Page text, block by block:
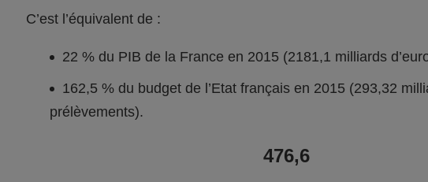
C’est l’équivalent de :
22 % du PIB de la France en 2015 (2181,1 milliards
162,5 % du budget de l’Etat français en 2015 (293,32
prélèvements).
476,6